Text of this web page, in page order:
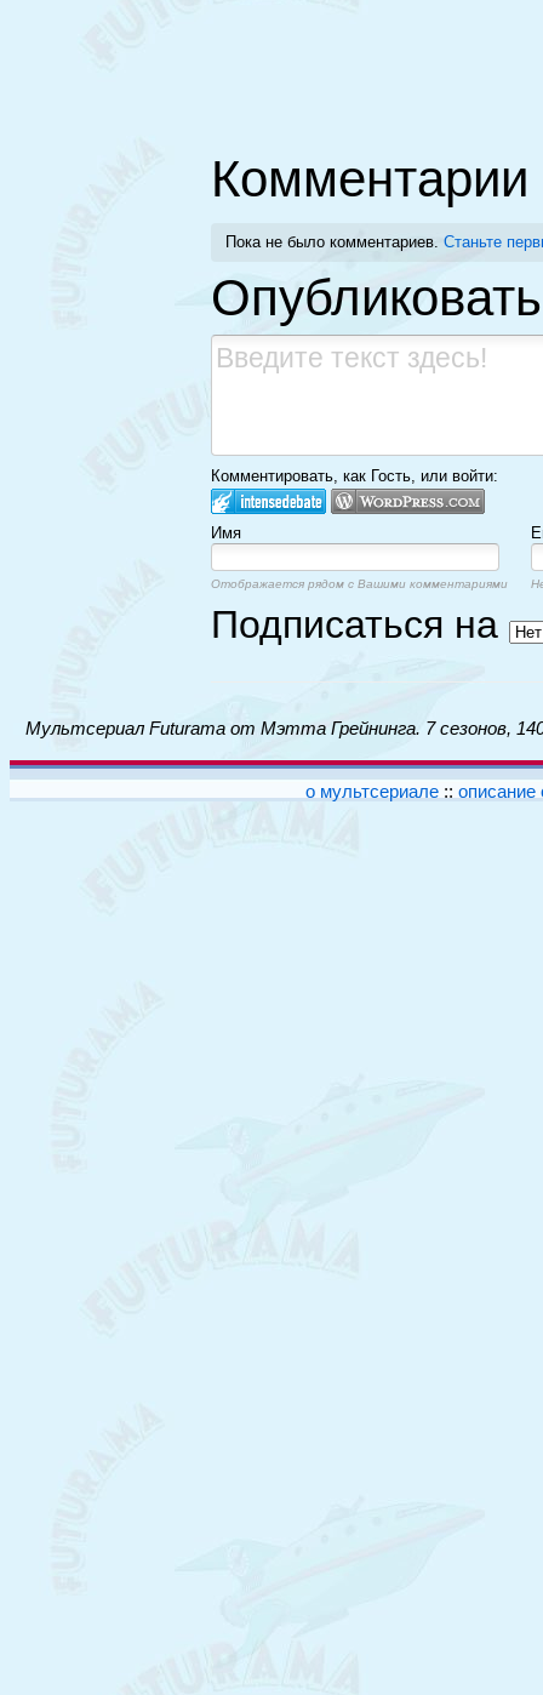
Комментарии
Пока не было комментариев. Станьте
Комментировать, как Гость, или войти:
Имя
Отображается рядом с Вашими комментариями
Подписаться на
Мультсериал Futurama от Мэтта Грейнинга. 7 сезонов,
о мультсериале:: описание